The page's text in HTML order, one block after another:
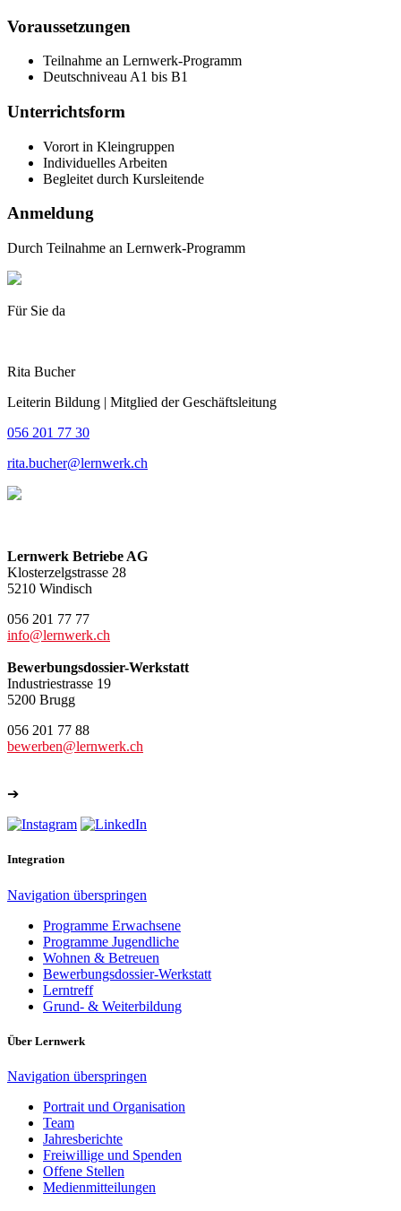
Voraussetzungen
Teilnahme an Lernwerk-Programm
Deutschniveau A1 bis B1
Unterrichtsform
Vorort in Kleingruppen
Individuelles Arbeiten
Begleitet durch Kursleitende
Anmeldung
Durch Teilnahme an Lernwerk-Programm
Für Sie da
Rita Bucher
Leiterin Bildung | Mitglied der Geschäftsleitung
056 201 77 30
rita.bucher@lernwerk.ch
Lernwerk Betriebe AG
Klosterzelgstrasse 28
5210 Windisch
056 201 77 77
info@lernwerk.ch
Bewerbungsdossier-Werkstatt
Industriestrasse 19
5200 Brugg
056 201 77 88
bewerben@lernwerk.ch
➔
Integration
Navigation überspringen
Programme Erwachsene
Programme Jugendliche
Wohnen & Betreuen
Bewerbungsdossier-Werkstatt
Lerntreff
Grund- & Weiterbildung
Über Lernwerk
Navigation überspringen
Portrait und Organisation
Team
Jahresberichte
Freiwillige und Spenden
Offene Stellen
Medienmitteilungen